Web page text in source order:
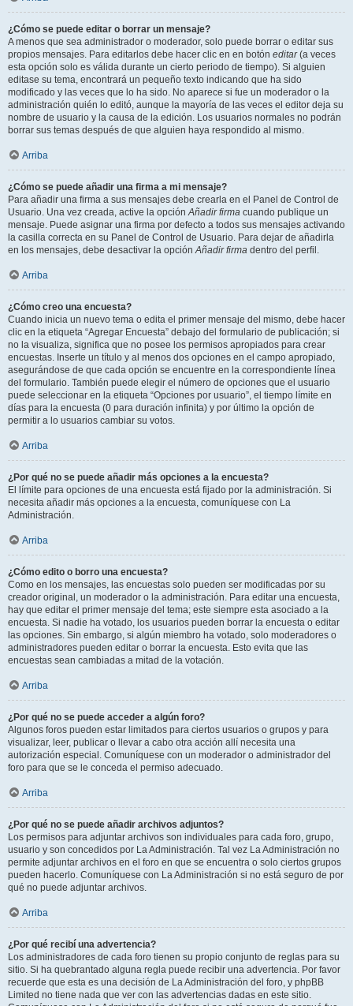
¿Cómo se puede editar o borrar un mensaje?
A menos que sea administrador o moderador, solo puede borrar o editar sus
propios mensajes. Para editarlos debe hacer clic en en botón editar(a veces
esta opción solo es válida durante un cierto periodo de tiempo). Si alguien
editase su tema, encontrará un pequeño texto indicando que ha sido
modificado y las veces que lo ha sido. No aparece si fue un moderador o la
administración quién lo editó, aunque la mayoría de las veces el editor deja su
nombre de usuario y la causa de la edición. Los usuarios normales no podrán
borrar sus temas después de que alguien haya respondido al mismo.
Arriba
¿Cómo se puede añadir una firma a mi mensaje?
Para añadir una firma a sus mensajes debe crearla en el Panel de Control de
Usuario. Una vez creada, active la opciónAñadir firma cuando publique un
mensaje. Puede asignar una firma por defecto a todos sus mensajes activando
la casilla correcta en su Panel de Control de Usuario. Para dejar de añadirla
en los mensajes, debe desactivar la opciónAñadir firma dentro del perfil.
Arriba
¿Cómo creo una encuesta?
Cuando inicia un nuevo tema o edita el primer mensaje del mismo, debe hacer
clic en la etiqueta “Agregar Encuesta” debajo del formulario de publicación; si
no la visualiza, significa que no posee los permisos apropiados para crear
encuestas. Inserte un título y al menos dos opciones en el campo apropiado,
asegurándose de que cada opción se encuentre en la correspondiente línea
del formulario. También puede elegir el número de opciones que el usuario
puede seleccionar en la etiqueta “Opciones por usuario”, el tiempo límite en
días para la encuesta (0 para duración infinita) y por último la opción de
permitir a lo usuarios cambiar su votos.
Arriba
¿Por qué no se puede añadir más opciones a la encuesta?
El límite para opciones de una encuesta está fijado por la administración. Si
necesita añadir más opciones a la encuesta, comuníquese con La
Administración.
Arriba
¿Cómo edito o borro una encuesta?
Como en los mensajes, las encuestas solo pueden ser modificadas por su
creador original, un moderador o la administración. Para editar una encuesta,
hay que editar el primer mensaje del tema; este siempre esta asociado a la
encuesta. Si nadie ha votado, los usuarios pueden borrar la encuesta o editar
las opciones. Sin embargo, si algún miembro ha votado, solo moderadores o
administradores pueden editar o borrar la encuesta. Esto evita que las
encuestas sean cambiadas a mitad de la votación.
Arriba
¿Por qué no se puede acceder a algún foro?
Algunos foros pueden estar limitados para ciertos usuarios o grupos y para
visualizar, leer, publicar o llevar a cabo otra acción allí necesita una
autorización especial. Comuníquese con un moderador o administrador del
foro para que se le conceda el permiso adecuado.
Arriba
¿Por qué no se puede añadir archivos adjuntos?
Los permisos para adjuntar archivos son individuales para cada foro, grupo,
usuario y son concedidos por La Administración. Tal vez La Administración no
permite adjuntar archivos en el foro en que se encuentra o solo ciertos grupos
pueden hacerlo. Comuníquese con La Administración si no está seguro de por
qué no puede adjuntar archivos.
Arriba
¿Por qué recibí una advertencia?
Los administradores de cada foro tienen su propio conjunto de reglas para su
sitio. Si ha quebrantado alguna regla puede recibir una advertencia. Por favor
recuerde que esta es una decisión de La Administración del foro, y phpBB
Limited no tiene nada que ver con las advertencias dadas en este sitio.